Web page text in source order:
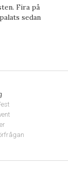
Fira på
sedan